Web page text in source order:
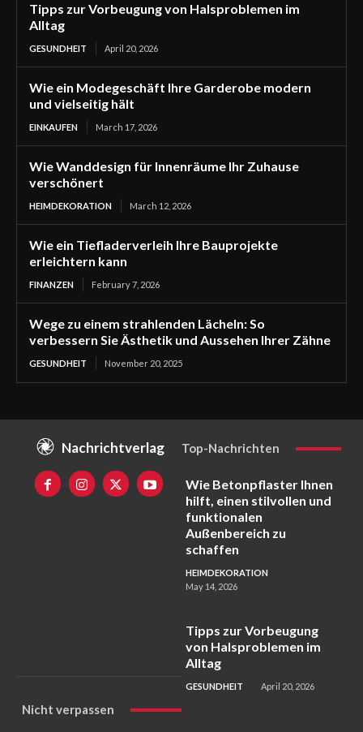
Tipps zur Vorbeugung von Halsproblemen im
Alltag
GESUNDHEIT April 20, 2026
Wie ein Modegeschäft Ihre Garderobe modern
und vielseitig hält
EINKAUFEN March 17, 2026
Wie Wanddesign für Innenräume Ihr Zuhause
verschönert
HEIMDEKORATION March 12, 2026
Wie ein Tiefladerverleih Ihre Bauprojekte
erleichtern kann
FINANZEN February 7, 2026
Wege zu einem strahlenden Lächeln: So
verbessern Sie Ästhetik und Aussehen Ihrer Zähne
GESUNDHEIT November 20, 2025
Nachrichtverlag Top-Nachrichten
Wie Betonpflaster Ihnen
hilft, einen stilvollen und
funktionalen
Außenbereich zu
schaffen
HEIMDEKORATION
May 14, 2026
Tipps zur Vorbeugung
von Halsproblemen im
Alltag
GESUNDHEIT April 20, 2026
Nicht verpassen